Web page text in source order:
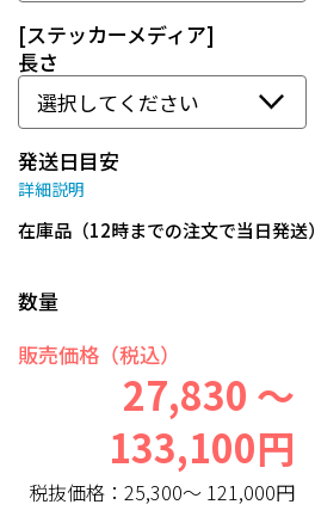
[ステッカーメディア]
長さ
発送日目安
詳細説明
在庫品（12時までの注文で当日発送）
数量
販売価格（税込）
27,830 ～
133,100円
税抜価格：25,300～ 121,000円